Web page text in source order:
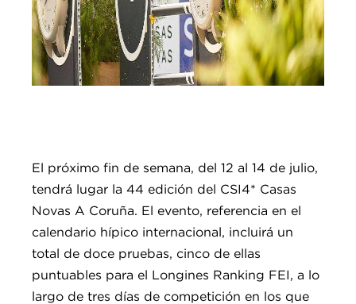
El próximo fin de semana, del 12 al 14 de julio,
tendrá lugar la 44 edición del CSI4* Casas
Novas A Coruña. El evento, referencia en el
calendario hípico internacional, incluirá un
total de doce pruebas, cinco de ellas
puntuables para el Longines Ranking FEI, a lo
largo de tres días de competición en los que